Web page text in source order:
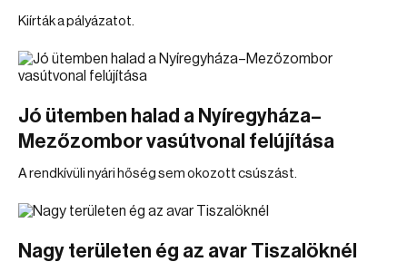
Kiírták a pályázatot.
Jó ütemben halad a Nyíregyháza–
Mezőzombor vasútvonal felújítása
A rendkívüli nyári hőség sem okozott csúszást.
Nagy területen ég az avar Tiszalöknél